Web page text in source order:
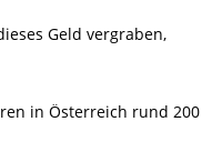
Geld vergraben,
in Österreich rund 200